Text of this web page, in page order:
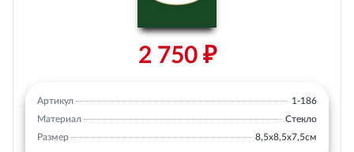
2 750 ₽
Артикул
1-186
Материал
Стекло
Размер
8,5х8,5х7,5см